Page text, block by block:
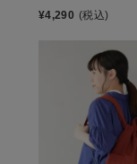
¥4,290 (税込)